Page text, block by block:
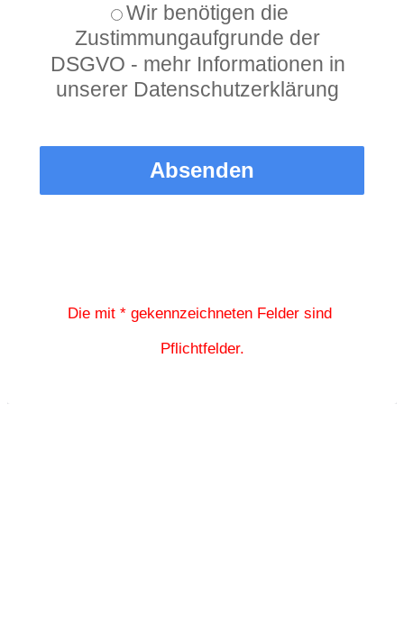
Wir benötigen die
Zustimmungaufgrunde der
DSGVO - mehr Informationen in
unserer Datenschutzerklärung
Absenden
Die mit * gekennzeichneten Felder sind
Pflichtfelder.